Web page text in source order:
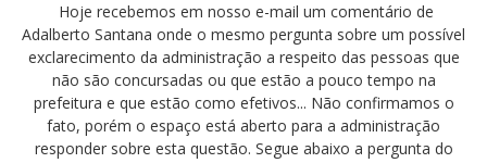
Hoje recebemos em nosso e-mail um comentário de
Adalberto Santana onde o mesmo pergunta sobre um possível
exclarecimento da administração a respeito das pessoas que
não são concursadas ou que estão a pouco tempo na
prefeitura e que estão como efetivos... Não confirmamos o
fato, porém o espaço está aberto para a administração
responder sobre esta questão. Segue abaixo a pergunta do